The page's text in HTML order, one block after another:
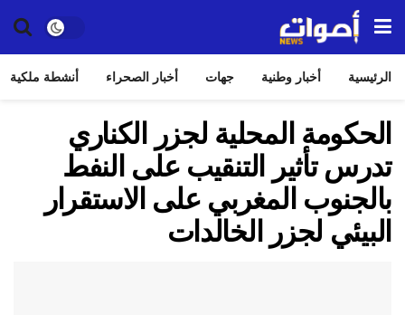
الرئيسية أخبار وطنية جهات أخبار الصحراء أنشطة ملكية
الحكومة المحلية لجزر الكناري
تدرس تأثير التنقيب على النفط
بالجنوب المغربي على الاستقرار
البيئي لجزر الخالدات